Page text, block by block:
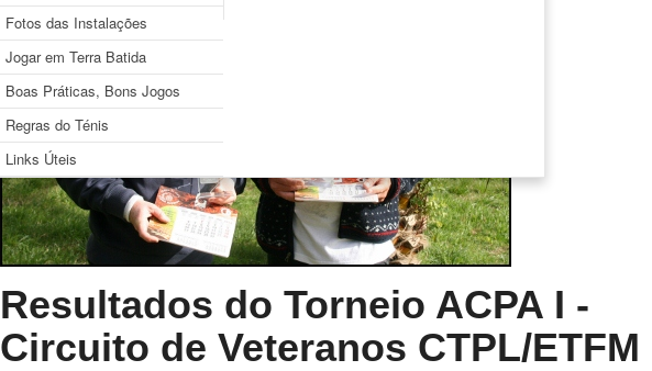
Fotos das Instalações
Jogar em Terra Batida
Boas Práticas, Bons Jogos
Regras do Ténis
Links Úteis
Resultados do Torneio ACPA I -
Circuito de Veteranos CTPL/ETFM